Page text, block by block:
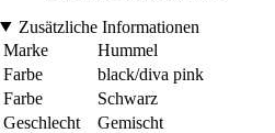
Zusätzliche Informationen
Marke
Hummel
Farbe
black/diva pink
Farbe
Schwarz
Geschlecht
Gemischt